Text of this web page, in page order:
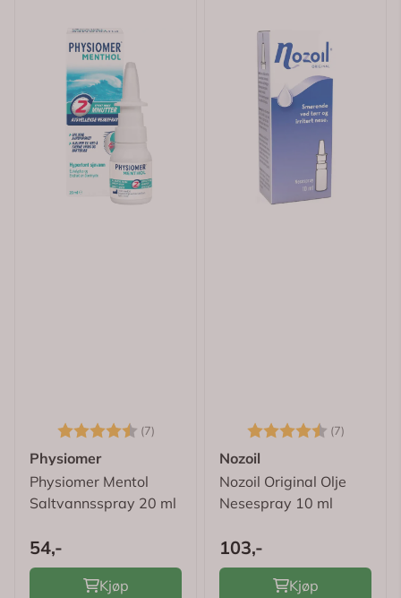
Karakter: (7)
4.9 av 5 mulige
Physiomer
Physiomer Mentol
Saltvannsspray 20 ml
54,-
Kjøp
Karakter: (7)
Nozoil
Nozoil Original Olje
Nesespray 10 ml
103,-
Kjøp